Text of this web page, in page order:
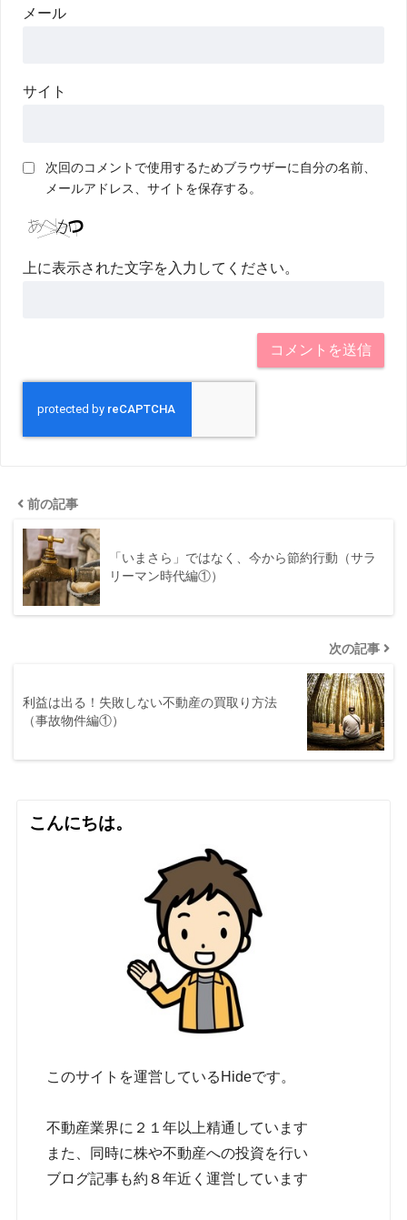
メール
サイト
次回のコメントで使用するためブラウザーに自分の名前、
メールアドレス、サイトを保存する。
上に表示された文字を入力してください。
前の記事
「いまさら」ではなく、今から節約行動（サラ
リーマン時代編①）
次の記事
利益は出る！失敗しない不動産の買取り方法
（事故物件編①）
こんにちは。
このサイトを運営しているHideです。
不動産業界に２１年以上精通しています
また、同時に株や不動産への投資を行い
ブログ記事も約８年近く運営しています